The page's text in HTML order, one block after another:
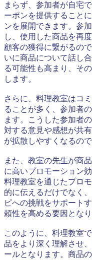
まらず、参加者が自宅
ーポンを提供すること
ンを展開できます。参
し、使用した商品を再
顧客の獲得に繋がるの
いに商品について話し
る可能性も高まり、そ
します。
さらに、料理教室はコ
ることが多く、参加者
ます。こうした参加者
対する意見や感想が共
が拡散しやすくなるので
また、教室の先生が商
に高いプロモーション
料理教室を通じたプロ
的に伝えるだけでなく
ピへの挑戦をサポート
頼性を高める要因となり
このように、料理教室
品をより深く理解させ
ールとなります。商品